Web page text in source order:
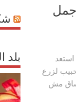
لزرع
مش
بلد